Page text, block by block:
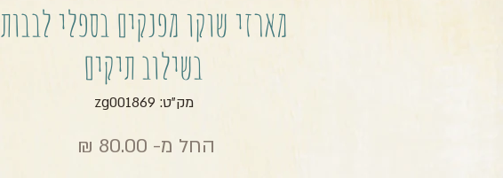
מארזי שוקו מפנקים בספלי לבבות
בשילוב תיקים
מק"ט: zg001869
החל מ- 80.00 ₪